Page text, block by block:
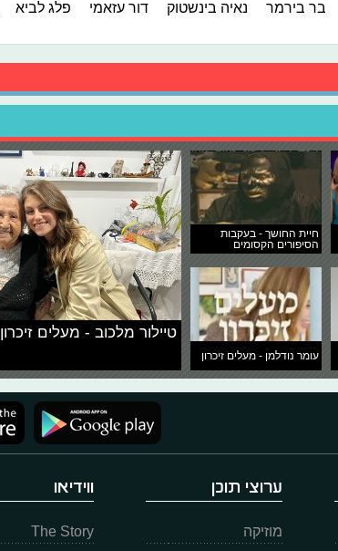
בר בירמר נאיה בינשטוק דור עזאמי פלג לביא
חיית החושך - בעקבות
הסיפורים הקסומים
עומר נודלמן - מעלים זיכרון
טיילור מלכוב - מעלים זיכרון
ערוצי תוכן
מוזיקה
ווידיאו
The Story